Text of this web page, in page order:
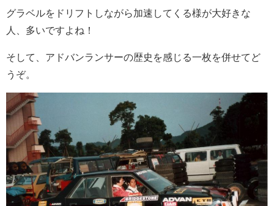
グラベルをドリフトしながら加速してくる様が大好きな
人、多いですよね！
そして、アドバンランサーの歴史を感じる一枚を併せてど
うぞ。